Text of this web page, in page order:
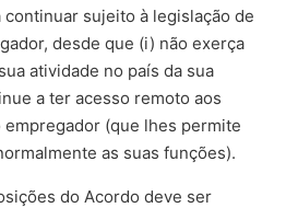
sujeito à legislação de
desde que (i) não exerça
atividade no país da sua
a ter acesso remoto aos
(que lhes permite
as suas funções).
do Acordo deve ser